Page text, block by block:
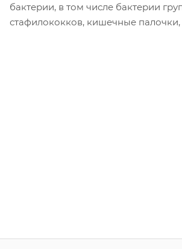
бактерии, в том числе бактерии
стафилококков, кишечные